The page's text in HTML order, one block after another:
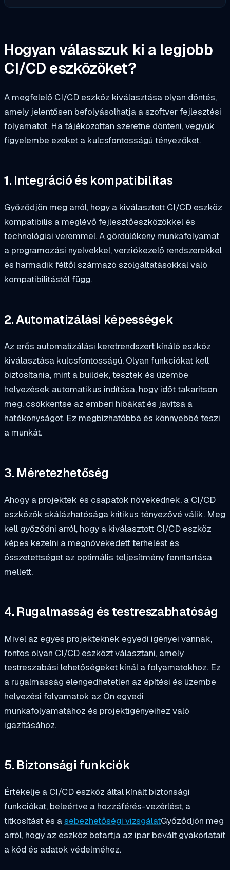
Hogyan válasszuk ki a legjobb
CI/CD eszközöket?
A megfelelő CI/CD eszköz kiválasztása olyan döntés,
amely jelentősen befolyásolhatja a szoftver fejlesztési
folyamatot. Ha tájékozottan szeretne dönteni, vegyük
figyelembe ezeket a kulcsfontosságú tényezőket.
1. Integráció és kompatibilitas
Győződjön meg arról, hogy a kiválasztott CI/CD eszköz
kompatibilis a meglévő fejlesztőeszközökkel és
technológiai veremmel. A gördülékeny munkafolyamat
a programozási nyelvekkel, verziókezelő rendszerekkel
és harmadik féltől származó szolgáltatásokkal való
kompatibilitástól függ.
2. Automatizálási képességek
Az erős automatizálási keretrendszert kínáló eszköz
kiválasztása kulcsfontosságú. Olyan funkciókat kell
biztosítania, mint a buildek, tesztek és üzembe
helyezések automatikus indítása, hogy időt takarítson
meg, csökkentse az emberi hibákat és javítsa a
hatékonyságot. Ez megbízhatóbbá és könnyebbé teszi
a munkát.
3. Méretezhetőség
Ahogy a projektek és csapatok növekednek, a CI/CD
eszközök skálázhatósága kritikus tényezővé válik. Meg
kell győződni arról, hogy a kiválasztott CI/CD eszköz
képes kezelni a megnövekedett terhelést és
összetettséget az optimális teljesítmény fenntartása
mellett.
4. Rugalmasság és testreszabhatóság
Mivel az egyes projekteknek egyedi igényei vannak,
fontos olyan CI/CD eszközt választani, amely
testreszabási lehetőségeket kínál a folyamatokhoz. Ez
a rugalmasság elengedhetetlen az építési és üzembe
helyezési folyamatok az Ön egyedi
munkafolyamatához és projektigényeihez való
igazításához.
5. Biztonsági funkciók
Értékelje a CI/CD eszköz által kínált biztonsági
funkciókat, beleértve a hozzáférés-vezérlést, a
titkosítást és asebezhetőségi vizsgálatGyőződjön meg
arról, hogy az eszköz betartja az ipar bevált gyakorlatait
a kód és adatok védelméhez.